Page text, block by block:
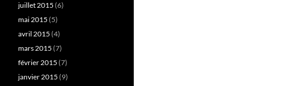
juillet 2015 (6)
mai 2015 (5)
avril 2015 (4)
mars 2015 (7)
février 2015 (7)
janvier 2015 (9)